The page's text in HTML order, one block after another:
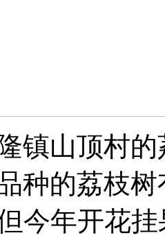
镇山顶村的
种的荔枝
今年开花